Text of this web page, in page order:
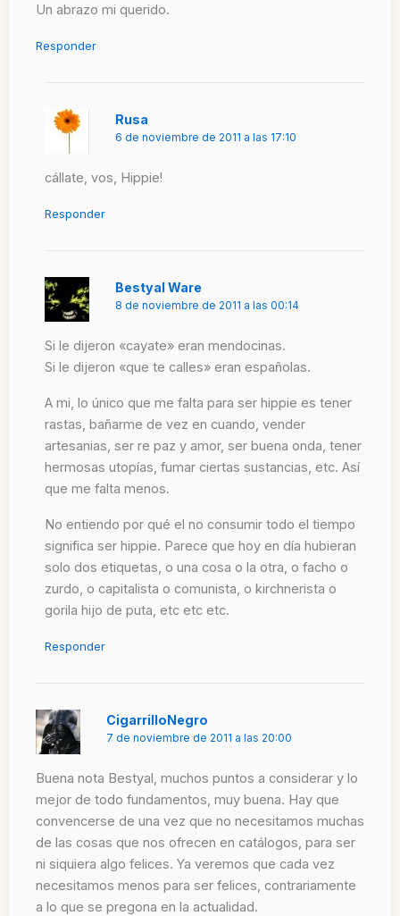
Un abrazo mi querido.
Responder
Rusa
6 de noviembre de 2011 a las 17:10
cállate, vos, Hippie!
Responder
Bestyal Ware
8 de noviembre de 2011 a las 00:14
Si le dijeron «cayate» eran mendocinas.
Si le dijeron «que te calles» eran españolas.
A mi, lo único que me falta para ser hippie es tener
rastas, bañarme de vez en cuando, vender
artesanias, ser re paz y amor, ser buena onda, tener
hermosas utopías, fumar ciertas sustancias, etc. Así
que me falta menos.
No entiendo por qué el no consumir todo el tiempo
significa ser hippie. Parece que hoy en día hubieran
solo dos etiquetas, o una cosa o la otra, o facho o
zurdo, o capitalista o comunista, o kirchnerista o
gorila hijo de puta, etc etc etc.
Responder
CigarrilloNegro
7 de noviembre de 2011 a las 20:00
Buena nota Bestyal, muchos puntos a considerar y lo
mejor de todo fundamentos, muy buena. Hay que
convencerse de una vez que no necesitamos muchas
de las cosas que nos ofrecen en catálogos, para ser
ni siquiera algo felices. Ya veremos que cada vez
necesitamos menos para ser felices, contrariamente
a lo que se pregona en la actualidad.